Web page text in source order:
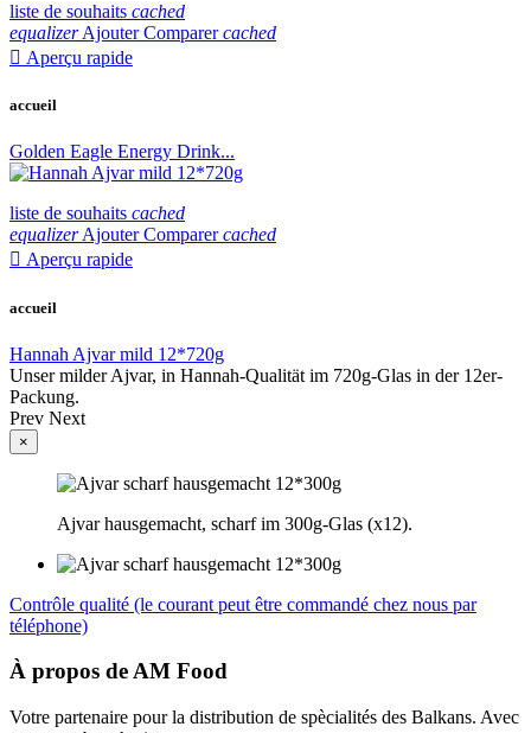
liste de souhaits cached
equalizer Ajouter Comparer cached
 Aperçu rapide
accueil
Golden Eagle Energy Drink...
liste de souhaits cached
equalizer Ajouter Comparer cached
 Aperçu rapide
accueil
Hannah Ajvar mild 12*720g
Unser milder Ajvar, in Hannah-Qualität im 720g-Glas in der 12er-
Packung.
Prev Next
×
Ajvar hausgemacht, scharf im 300g-Glas (x12).
Contrôle qualité (le courant peut être commandé chez nous par
téléphone)
À propos de AM Food
Votre partenaire pour la distribution de spècialités des Balkans. Avec